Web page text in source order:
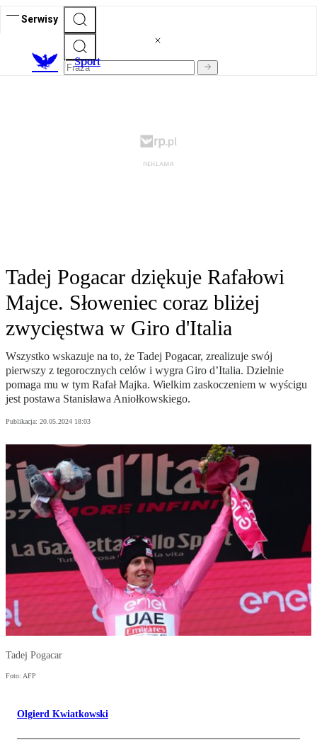
Serwisy
Sport
Tadej Pogacar dziękuje Rafałowi
Majce. Słoweniec coraz bliżej
zwycięstwa w Giro d'Italia
Wszystko wskazuje na to, że Tadej Pogacar, zrealizuje swój
pierwszy z tegorocznych celów i wygra Giro d’Italia. Dzielnie
pomaga mu w tym Rafał Majka. Wielkim zaskoczeniem w wyścigu
jest postawa Stanisława Aniołkowskiego.
Publikacja: 20.05.2024 18:03
Tadej Pogacar
Foto: AFP
Olgierd Kwiatkowski